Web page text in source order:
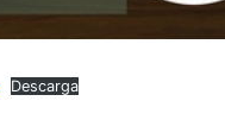
Descarga